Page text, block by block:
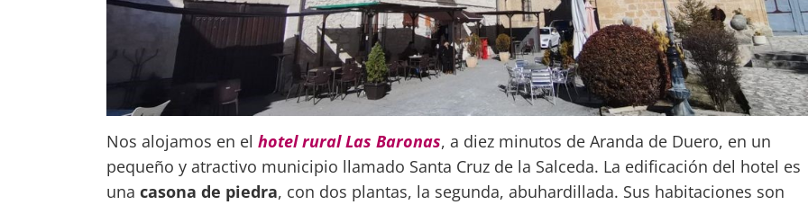
Nos alojamos en el hotel rural Las Baronas, a diez minutos de Aranda de Duero, en un
pequeño y atractivo municipio llamado Santa Cruz de la Salceda. La edificación del hotel es
una casona de piedra, con dos plantas, la segunda, abuhardillada. Sus habitaciones son